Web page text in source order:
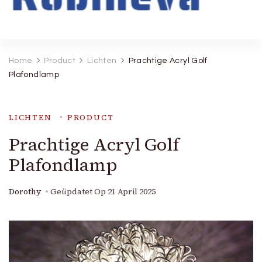
Home Product Lichten
Prachtige Acryl Golf
Plafondlamp
LICHTEN PRODUCT
Prachtige Acryl Golf
Plafondlamp
Dorothy Geüpdatet Op 21 April 2025